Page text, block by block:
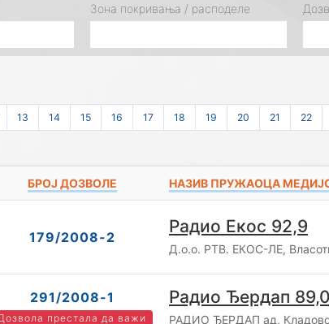
Зона покривања / расподеле
13 14 15 16 17 18 19 20 21 22
БРОЈ ДОЗВОЛЕ НАЗИВ ПРУЖАОЦА
179/2008-2
Радио Екос 92,9
Д.o.o. РТВ. ЕКОС-ЛЕ,
291/2008-1
престала да важи
Радио Ђердап 89,0
РАДИО ЂЕРДАП ад,